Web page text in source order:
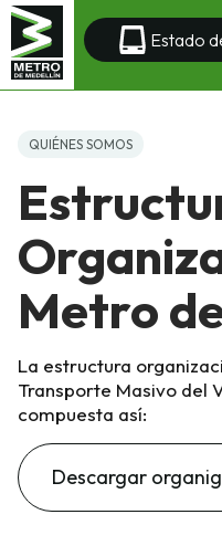
Estado
QUIÉNES SOMOS
Metro
La estructura
Transporte Masivo del
compuesta así:
Descargar